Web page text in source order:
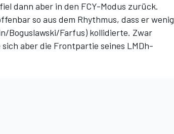
dann aber in den FCY-Modus zurück.
so aus dem Rhythmus, dass er wenig
Boguslawski/Farfus) kollidierte. Zwar
aber die Frontpartie seines LMDh-